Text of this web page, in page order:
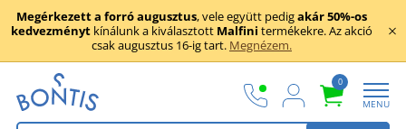
Megérkezett a forró augusztus, vele együtt pedigakár 50%-os
kedvezményt kínálunk a kiválasztott Malfini termékekre. Az akció
csak augusztus 16-ig tart. Megnézem.
0
MENU